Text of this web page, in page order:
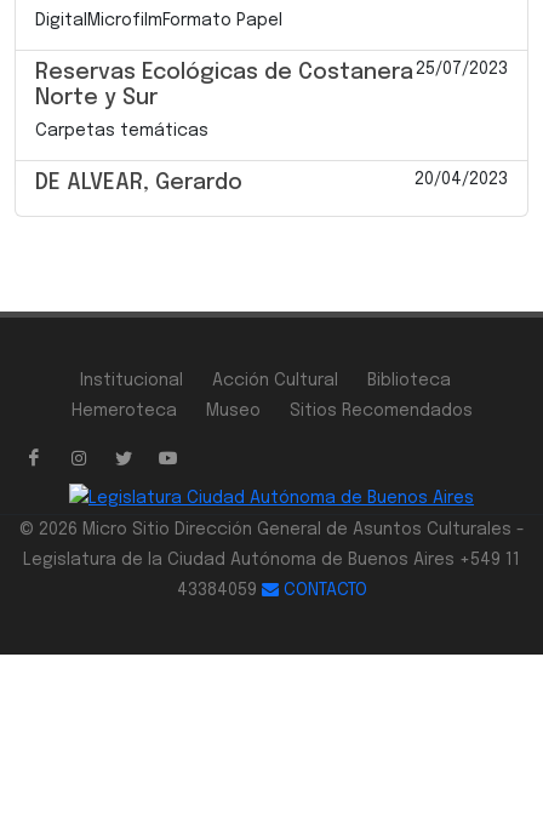
DigitalMicrofilmFormato Papel
Reservas Ecológicas de Costanera
Norte y Sur
25/07/2023
Carpetas temáticas
DE ALVEAR, Gerardo 20/04/2023
Institucional Acción Cultural
Biblioteca
Hemeroteca
Museo Sitios Recomendados
© 2026 Micro Sitio Dirección General de Asuntos Culturales -
Legislatura de la Ciudad Autónoma de Buenos Aires +549 11
43384059
CONTACTO